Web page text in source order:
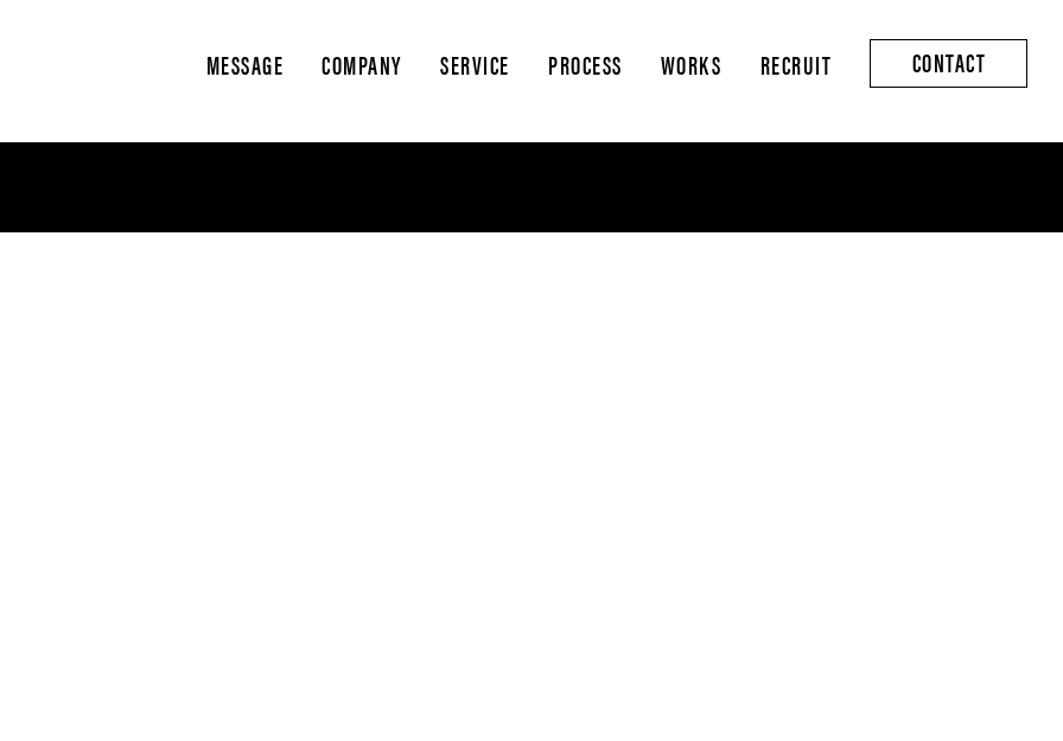
MESSAGE COMPANY SERVICE PROCESS WORKS RECRUIT CONTACT